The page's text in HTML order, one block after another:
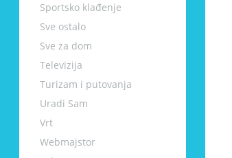
Sportsko klađenje
Sve ostalo
Sve za dom
Televizija
Turizam i putovanja
Uradi Sam
Vrt
Webmajstor